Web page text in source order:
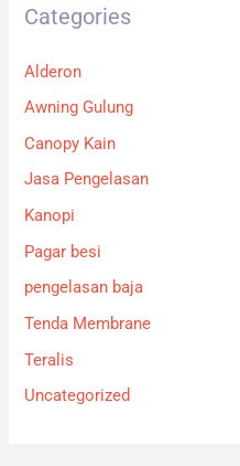
Categories
Alderon
Awning Gulung
Canopy Kain
Jasa Pengelasan
Kanopi
Pagar besi
pengelasan baja
Tenda Membrane
Teralis
Uncategorized